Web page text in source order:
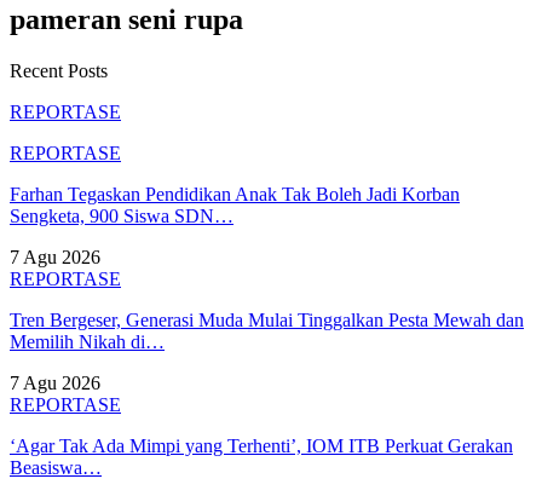
pameran seni rupa
Recent Posts
REPORTASE
REPORTASE
Farhan Tegaskan Pendidikan Anak Tak Boleh Jadi Korban
Sengketa, 900 Siswa SDN…
7 Agu 2026
REPORTASE
Tren Bergeser, Generasi Muda Mulai Tinggalkan Pesta Mewah dan
Memilih Nikah di…
7 Agu 2026
REPORTASE
‘Agar Tak Ada Mimpi yang Terhenti’, IOM ITB Perkuat Gerakan
Beasiswa…